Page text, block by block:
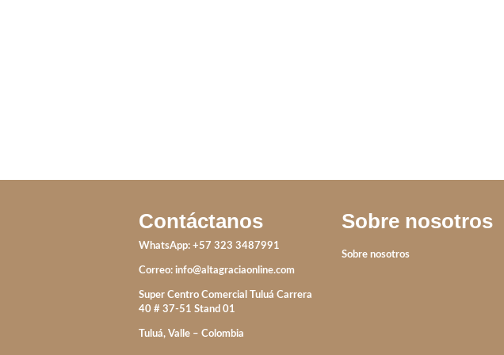
Contáctanos
WhatsApp: +57 323 3487991
Correo: info@altagraciaonline.com
Super Centro Comercial Tuluá Carrera
40 # 37-51 Stand 01
Tuluá, Valle – Colombia
Sobre nosotros
Sobre nosotros